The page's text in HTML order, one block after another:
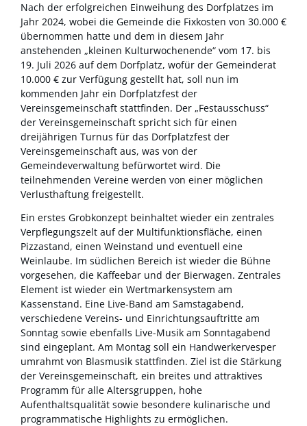
Nach der erfolgreichen Einweihung des Dorfplatzes im
Jahr 2024, wobei die Gemeinde die Fixkosten von 30.000 €
übernommen hatte und dem in diesem Jahr
anstehenden „kleinen Kulturwochenende“ vom 17. bis
19. Juli 2026 auf dem Dorfplatz, wofür der Gemeinderat
10.000 € zur Verfügung gestellt hat, soll nun im
kommenden Jahr ein Dorfplatzfest der
Vereinsgemeinschaft stattfinden. Der „Festausschuss“
der Vereinsgemeinschaft spricht sich für einen
dreijährigen Turnus für das Dorfplatzfest der
Vereinsgemeinschaft aus, was von der
Gemeindeverwaltung befürwortet wird. Die
teilnehmenden Vereine werden von einer möglichen
Verlusthaftung freigestellt.
Ein erstes Grobkonzept beinhaltet wieder ein zentrales
Verpflegungszelt auf der Multifunktionsfläche, einen
Pizzastand, einen Weinstand und eventuell eine
Weinlaube. Im südlichen Bereich ist wieder die Bühne
vorgesehen, die Kaffeebar und der Bierwagen. Zentrales
Element ist wieder ein Wertmarkensystem am
Kassenstand. Eine Live-Band am Samstagabend,
verschiedene Vereins- und Einrichtungsauftritte am
Sonntag sowie ebenfalls Live-Musik am Sonntagabend
sind eingeplant. Am Montag soll ein Handwerkervesper
umrahmt von Blasmusik stattfinden. Ziel ist die Stärkung
der Vereinsgemeinschaft, ein breites und attraktives
Programm für alle Altersgruppen, hohe
Aufenthaltsqualität sowie besondere kulinarische und
programmatische Highlights zu ermöglichen.